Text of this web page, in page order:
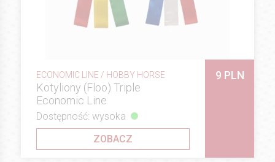
ECONOMIC LINE / HOBBY HORSE
Kotyliony (Floo) Triple
Economic Line
9 PLN
Dostępność: wysoka
ZOBACZ